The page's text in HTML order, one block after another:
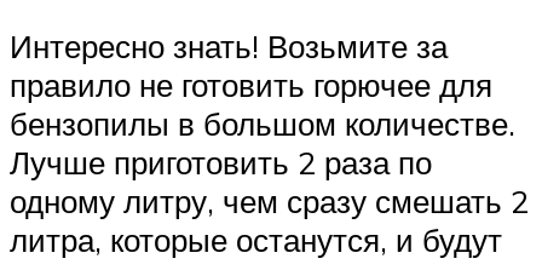
Интересно знать! Возьмите за
правило не готовить горючее для
бензопилы в большом количестве.
Лучше приготовить 2 раза по
одному литру, чем сразу смешать 2
литра, которые останутся, и будут